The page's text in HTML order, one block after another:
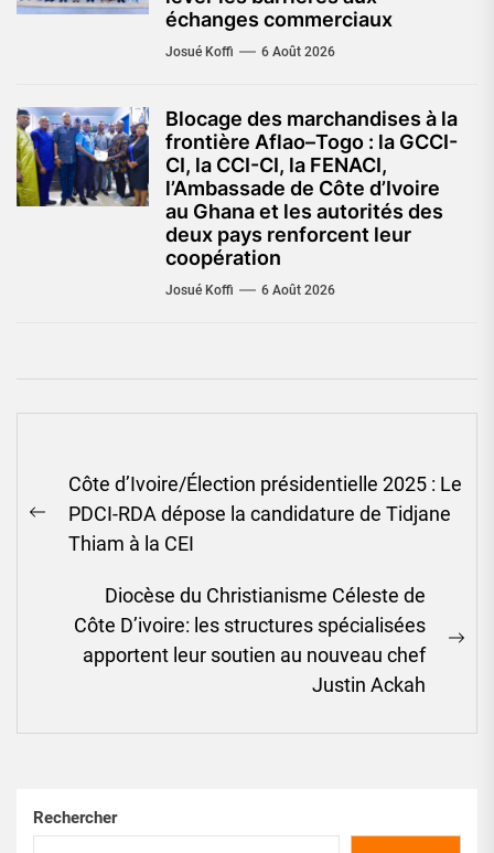
échanges commerciaux
Josué Koffi 6 Août 2026
Blocage des marchandises à la
frontière Aflao–Togo : la GCCI-
CI, la CCI-CI, la FENACI,
l’Ambassade de Côte d’Ivoire
au Ghana et les autorités des
deux pays renforcent leur
coopération
Josué Koffi 6 Août 2026
de
l’article
Previous
Côte d’Ivoire/Élection présidentielle 2025 : Le
PDCI-RDA dépose la candidature de Tidjane
Thiam à la CEI
Diocèse du Christianisme Céleste de
Côte D’ivoire: les structures spécialisées
apportent leur soutien au nouveau chef
Justin Ackah
Rechercher